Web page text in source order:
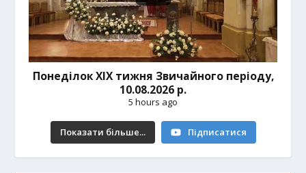
Понеділок ХІХ тижня Звичайного періоду,
10.08.2026 р.
5 hours ago
Показати більше... Підписатися